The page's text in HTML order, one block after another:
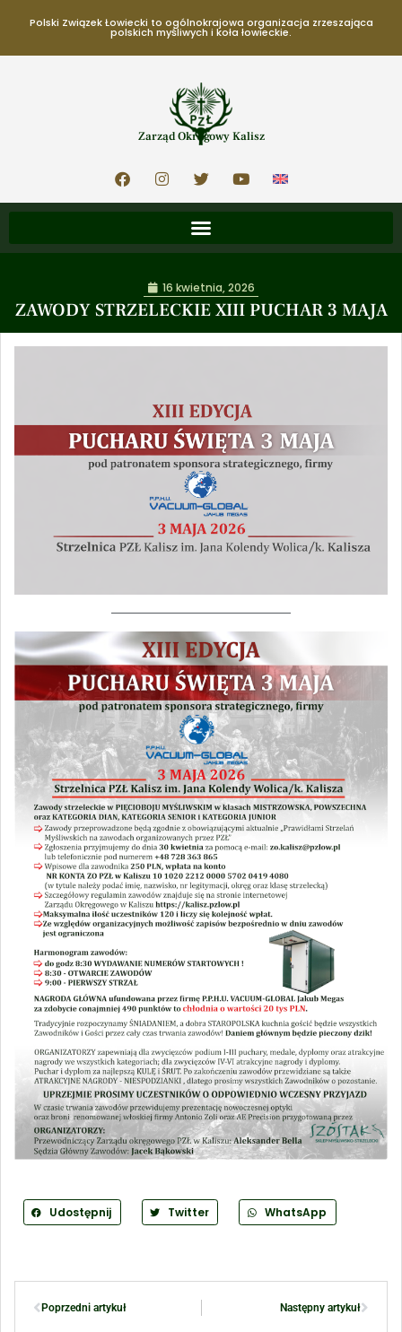
Polski Związek Łowiecki to ogólnokrajowa organizacja zrzeszająca
polskich myśliwych i koła łowieckie.
Zarząd Okręgowy Kalisz
ZAWODY STRZELECKIE XIII PUCHAR 3 MAJA
16 kwietnia, 2026
Udostępnij Twitter WhatsApp
Poprzedni artykuł Następny artykuł